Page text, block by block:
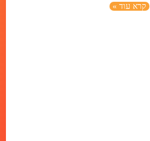
קרא עוד »